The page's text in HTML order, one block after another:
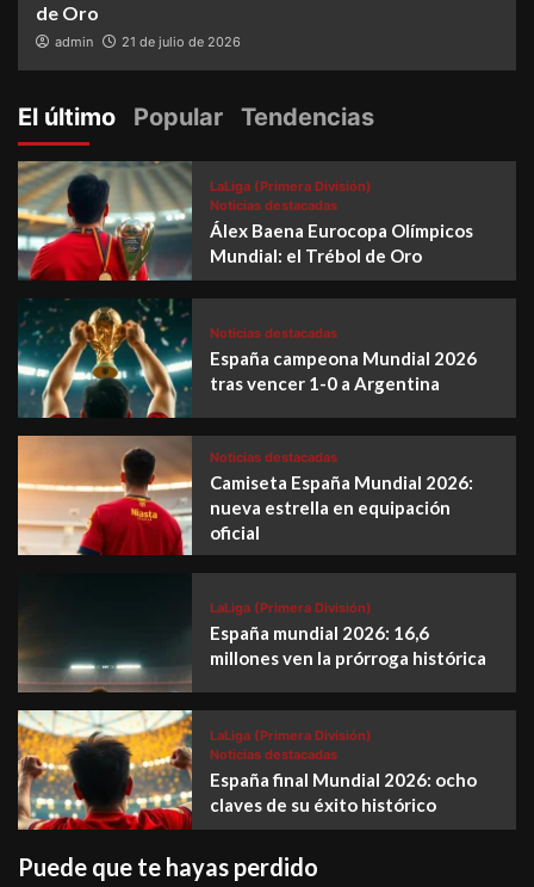
de Oro
admin 21 de julio de 2026
El último Popular Tendencias
LaLiga (Primera División)
Noticias destacadas
Álex Baena Eurocopa Olímpicos
Mundial: el Trébol de Oro
Noticias destacadas
España campeona Mundial 2026
tras vencer 1-0 a Argentina
Noticias destacadas
Camiseta España Mundial 2026:
nueva estrella en equipación
oficial
LaLiga (Primera División)
España mundial 2026: 16,6
millones ven la prórroga histórica
LaLiga (Primera División)
Noticias destacadas
España final Mundial 2026: ocho
claves de su éxito histórico
Puede que te hayas perdido